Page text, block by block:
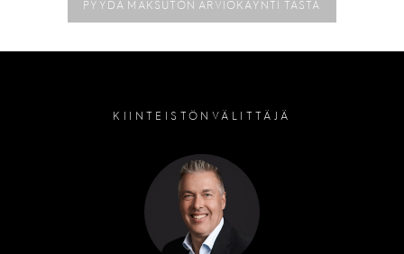
PYYDÄ MAKSUTON ARVIOKÄYNTI TÄSTÄ
KIINTEISTÖNVÄLITTÄJÄ